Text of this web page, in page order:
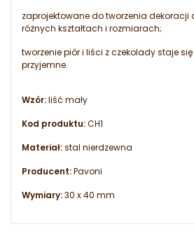
zaprojektowane do tworzenia dekoracji
różnych kształtach i rozmiarach;
tworzenie piór i liści z czekolady staje się
przyjemne.
Wzór:liść mały
Kod produktu:CH1
Materiał:stal nierdzewna
Producent:Pavoni
Wymiary:30 x 40 mm